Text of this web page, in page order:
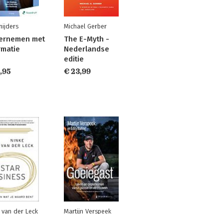
met
Michael Gerber
The E-Myth -
Nederlandse
editie
€ 23,99
van der Leck Martijn Verspeek